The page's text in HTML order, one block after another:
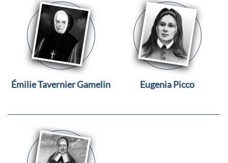
Émilie Tavernier Gamelin Eugenia Picco